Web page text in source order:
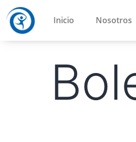
Inicio Nosotros